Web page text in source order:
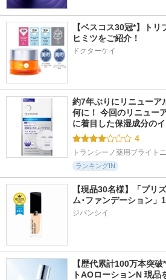
【ベスコス30冠*】ト
ヒミツをご紹介！
ドクターケイ
約7年ぶりにリニューア
何に！ 今回のリニュー
に着目した保湿成分の
4
トランシーノ薬用ブライト
ランキングIN
【現品30名様】「プリ
ジバンシイ
【歴代累計100万本突
トAOローションN 現品